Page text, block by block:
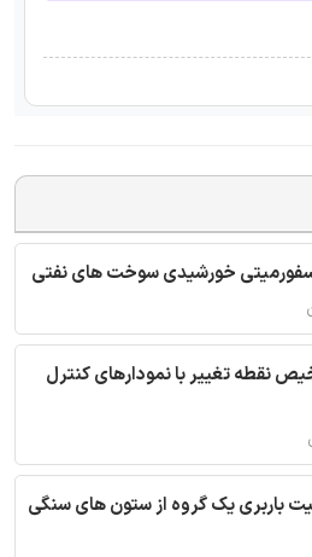
خورشیدی سوخت های نفتی
نقطه تغییر با نمودارهای کنترل
باربری یک گروه از ستون های سنگی